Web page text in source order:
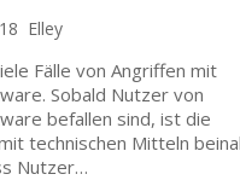
Elley
Fälle von Angriffen mit
Sobald Nutzer von
befallen sind, ist die
technischen Mitteln
Nutzer…